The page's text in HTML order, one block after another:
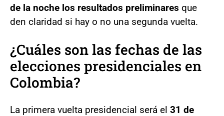
de la noche los resultados preliminares que
den claridad si hay o no una segunda vuelta.
¿Cuáles son las fechas de las
elecciones presidenciales en
Colombia?
La primera vuelta presidencial será el 31 de